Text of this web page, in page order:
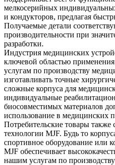
мелкосерийных
и кондукторов, предлагая
Получаемые детали
производительности при
разработки.
Индустрия медицинских
ключевой областью
услугам по производству
изготавливать точные
сложные корпуса для
индивидуальные
биосовместимых материалов
использование в медицинских
Потребительские товары
технологии MJF. Будь то
спортивное оборудование или
MJF обеспечивает
нашим услугам по